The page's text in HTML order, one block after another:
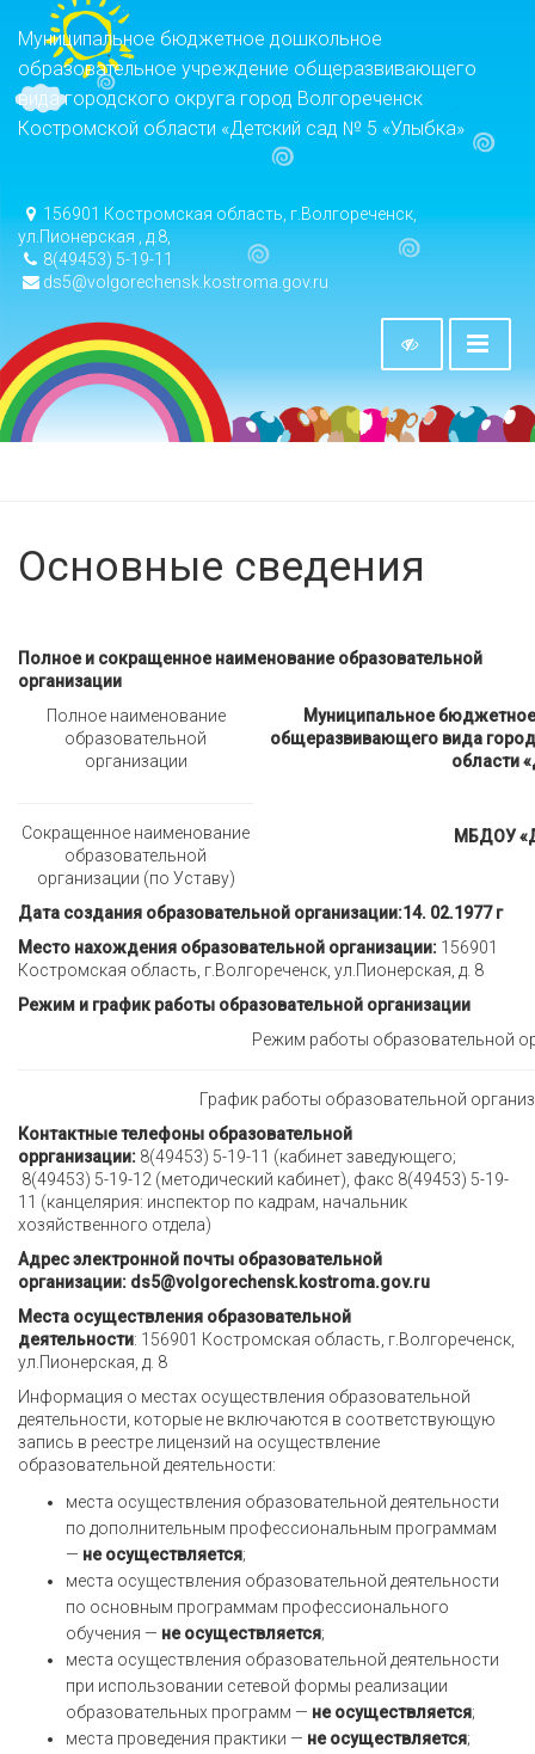
Муниципальное бюджетное дошкольное
образовательное учреждение общеразвивающего
вида городского округа город Волгореченск
Костромской области «Детский сад № 5 «Улыбка»
156901 Костромская область, г.Волгореченск,
ул.Пионерская , д.8,
8(49453) 5-19-11
ds5@volgorechensk.kostroma.gov.ru
Основные сведения
Полное и сокращенное наименование образовательной
организации
Полное наименование
образовательной
организации
Муниципальное
общеразвивающего вида
области
Сокращенное наименование
образовательной
организации (по Уставу)
МБДОУ
Дата создания образовательной организации:14. 02.1977 г
Место нахождения образовательной организации: 156901
Костромская область, г.Волгореченск, ул.Пионерская, д. 8
Режим и график работы образовательной организации
Режим работы образовательной
График работы образовательной
Контактные телефоны образовательной
оррганизации: 8(49453) 5-19-11 (кабинет заведующего;
8(49453) 5-19-12 (методический кабинет), факс 8(49453) 5-19-
11 (канцелярия: инспектор по кадрам, начальник
хозяйственного отдела)
Адрес электронной почты образовательной
организации: ds5@volgorechensk.kostroma.gov.ru
Места осуществления образовательной
деятельности: 156901 Костромская область, г.Волгореченск,
ул.Пионерская, д. 8
Информация о местах осуществления образовательной
деятельности, которые не включаются в соответствующую
запись в реестре лицензий на осуществление
образовательной деятельности:
места осуществления образовательной деятельности
по дополнительным профессиональным программам
— не осуществляется;
места осуществления образовательной деятельности
по основным программам профессионального
обучения — не осуществляется;
места осуществления образовательной деятельности
при использовании сетевой формы реализации
образовательных программ — не осуществляется;
места проведения практики — не осуществляется;